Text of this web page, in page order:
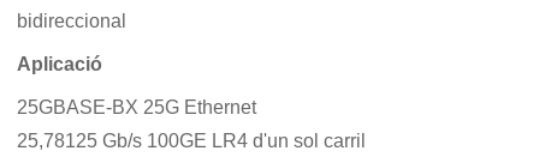
bidireccional
Aplicació
25GBASE-BX 25G Ethernet
25,78125 Gb/s 100GE LR4 d'un sol carril